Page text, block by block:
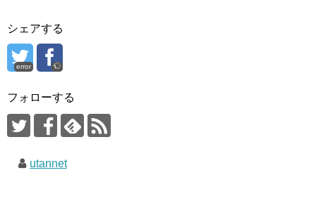
シェアする
error
フォローする
utannet